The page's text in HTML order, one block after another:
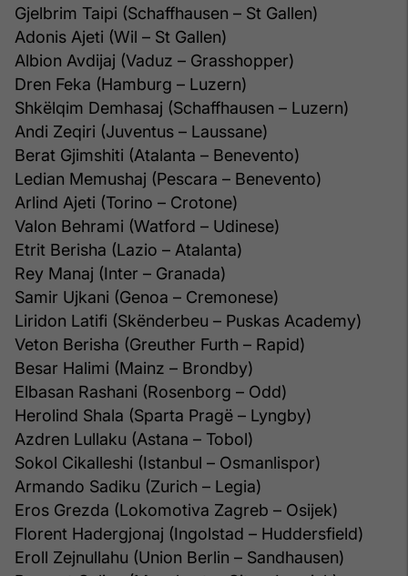
Gjelbrim Taipi (Schaffhausen – St Gallen)
Adonis Ajeti (Wil – St Gallen)
Albion Avdijaj (Vaduz – Grasshopper)
Dren Feka (Hamburg – Luzern)
Shkëlqim Demhasaj (Schaffhausen – Luzern)
Andi Zeqiri (Juventus – Laussane)
Berat Gjimshiti (Atalanta – Benevento)
Ledian Memushaj (Pescara – Benevento)
Arlind Ajeti (Torino – Crotone)
Valon Behrami (Watford – Udinese)
Etrit Berisha (Lazio – Atalanta)
Rey Manaj (Inter – Granada)
Samir Ujkani (Genoa – Cremonese)
Liridon Latifi (Skënderbeu – Puskas Academy)
Veton Berisha (Greuther Furth – Rapid)
Besar Halimi (Mainz – Brondby)
Elbasan Rashani (Rosenborg – Odd)
Herolind Shala (Sparta Pragë – Lyngby)
Azdren Lullaku (Astana – Tobol)
Sokol Cikalleshi (Istanbul – Osmanlispor)
Armando Sadiku (Zurich – Legia)
Eros Grezda (Lokomotiva Zagreb – Osijek)
Florent Hadergjonaj (Ingolstad – Huddersfield)
Eroll Zejnullahu (Union Berlin – Sandhausen)